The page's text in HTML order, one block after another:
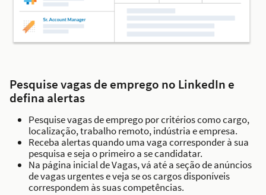
Pesquise vagas de emprego no LinkedIn e
defina alertas
Pesquise vagas de emprego por critérios como cargo,
localização, trabalho remoto, indústria e empresa.
Receba alertas quando uma vaga corresponder à sua
pesquisa e seja o primeiro a se candidatar.
Na página inicial de Vagas, vá até a seção de anúncios
de vagas urgentes e veja se os cargos disponíveis
correspondem às suas competências.